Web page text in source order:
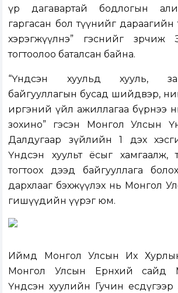
үр дагавартай бодлогын
гаргасан бол түүнийг дараагийн
хэрэгжүүлнэ” гэснийг зөрчиж
тогтоолоо баталсан байна.
“Үндсэн хуульд хууль,
байгууллагын бусад шийдвэр,
иргэний үйл ажиллагаа бүрнээ
зохино” гэсэн Монгол Улсын
Далдугаар зүйлийн 1 дэх
Үндсэн хуульт ёсыг хамгаалж,
тогтоох дээд байгууллага
дархлааг бэхжүүлэх нь Монгол
гишүүдийн үүрэг юм.
Иймд Монгол Улсын Их
Монгол Улсын Ерөнхий сайд
Үндсэн хуулийн Гучин